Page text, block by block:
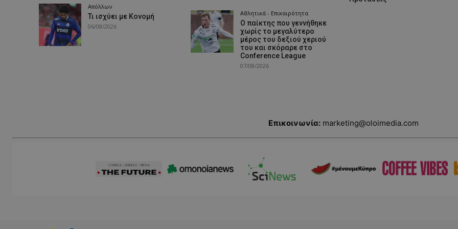
Απόλλων
Τι ισχύει με Κονομή
06/08/2026
Αθλητικά - Επικαιρότητα
Ο παίκτης που γεννήθηκε
χωρίς το μεγαλύτερο
μέρος του δεξιού χεριού
του και σκόραρε στο
Conference League
07/08/2026
Επικοινωνία: marketing@oloimedia.com